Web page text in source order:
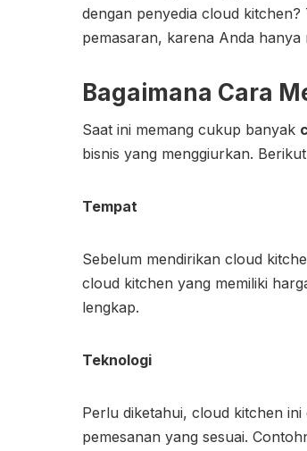
dengan penyedia cloud
pemasaran, karena Anda hanya
Bagaimana Cara
Saat ini memang cukup banyak
bisnis yang menggiurkan.
Tempat
Sebelum mendirikan cloud
cloud kitchen yang memiliki
lengkap.
Teknologi
Perlu diketahui, cloud kitchen
pemesanan yang sesuai.